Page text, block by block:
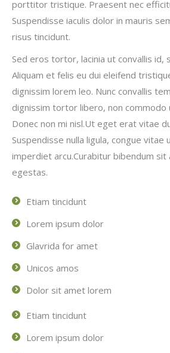
porttitor tristique. Praesent nec
Suspendisse iaculis dolor in mauris
risus tincidunt.
Sed eros tortor, lacinia ut convallis id,
Aliquam et felis eu dui eleifend
dignissim lorem leo. Nunc convallis
dignissim tortor libero, non commodo
Donec non mi nisl.Ut eget erat vitae
Suspendisse nulla ligula, congue vitae
imperdiet arcu.Curabitur bibendum
egestas.
Etiam tincidunt
Lorem ipsum dolor
Glavrida for amet
Unicos amos
Dolor sit amet lorem
Etiam tincidunt
Lorem ipsum dolor